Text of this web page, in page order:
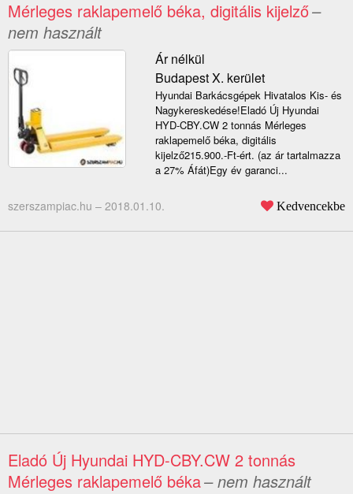
Mérleges raklapemelő béka, digitális kijelző–
nem használt
Ár nélkül
Budapest X. kerület
Hyundai Barkácsgépek Hivatalos Kis- és
Nagykereskedése!Eladó Új Hyundai
HYD-CBY.CW 2 tonnás Mérleges
raklapemelő béka, digitális
kijelző215.900.-Ft-ért. (az ár tartalmazza
a 27% Áfát)Egy év garanci...
szerszampiac.hu – 2018.01.10. Kedvencekbe
Eladó Új Hyundai HYD-CBY.CW 2 tonnás
Mérleges raklapemelő béka– nem használt